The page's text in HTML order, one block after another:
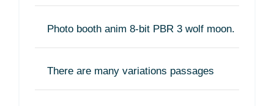
Photo booth anim 8-bit PBR 3 wolf moon.
There are many variations passages